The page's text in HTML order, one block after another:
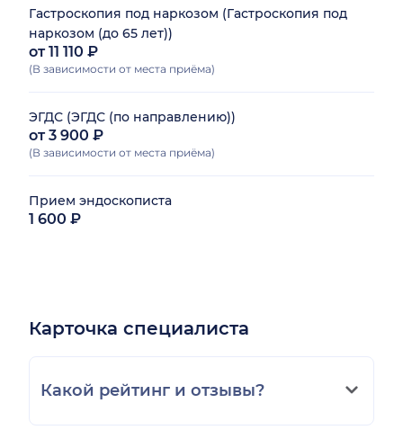
Гастроскопия под наркозом (Гастроскопия под
наркозом (до 65 лет))
от 11 110 ₽
(В зависимости от места приёма)
ЭГДС (ЭГДС (по направлению))
от 3 900 ₽
(В зависимости от места приёма)
Прием эндоскописта
1 600 ₽
Карточка специалиста
Какой рейтинг и отзывы?